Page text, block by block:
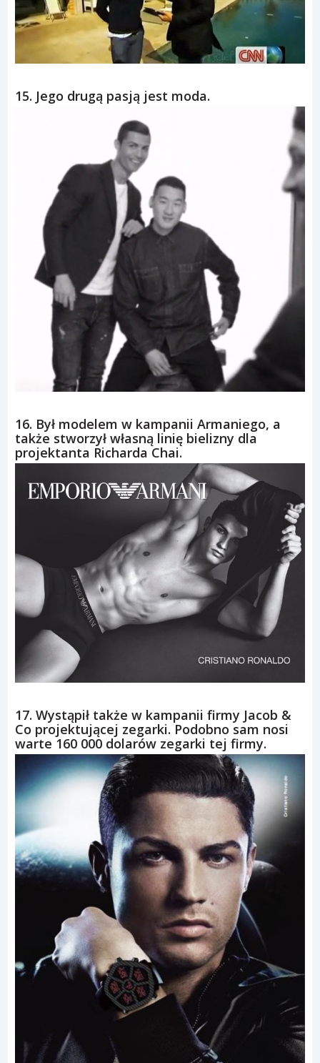
15. Jego drugą pasją jest moda.
16. Był modelem w kampanii Armaniego, a
także stworzył własną linię bielizny dla
projektanta Richarda Chai.
17. Wystąpił także w kampanii firmy Jacob &
Co projektującej zegarki. Podobno sam nosi
warte 160 000 dolarów zegarki tej firmy.